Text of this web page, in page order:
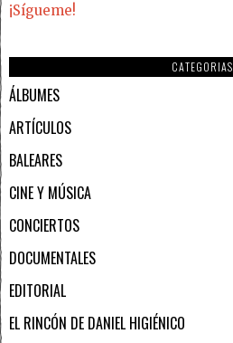
¡Sígueme!
CATEGORIAS
ÁLBUMES
ARTÍCULOS
BALEARES
CINE Y MÚSICA
CONCIERTOS
DOCUMENTALES
EDITORIAL
EL RINCÓN DE DANIEL HIGIÉNICO